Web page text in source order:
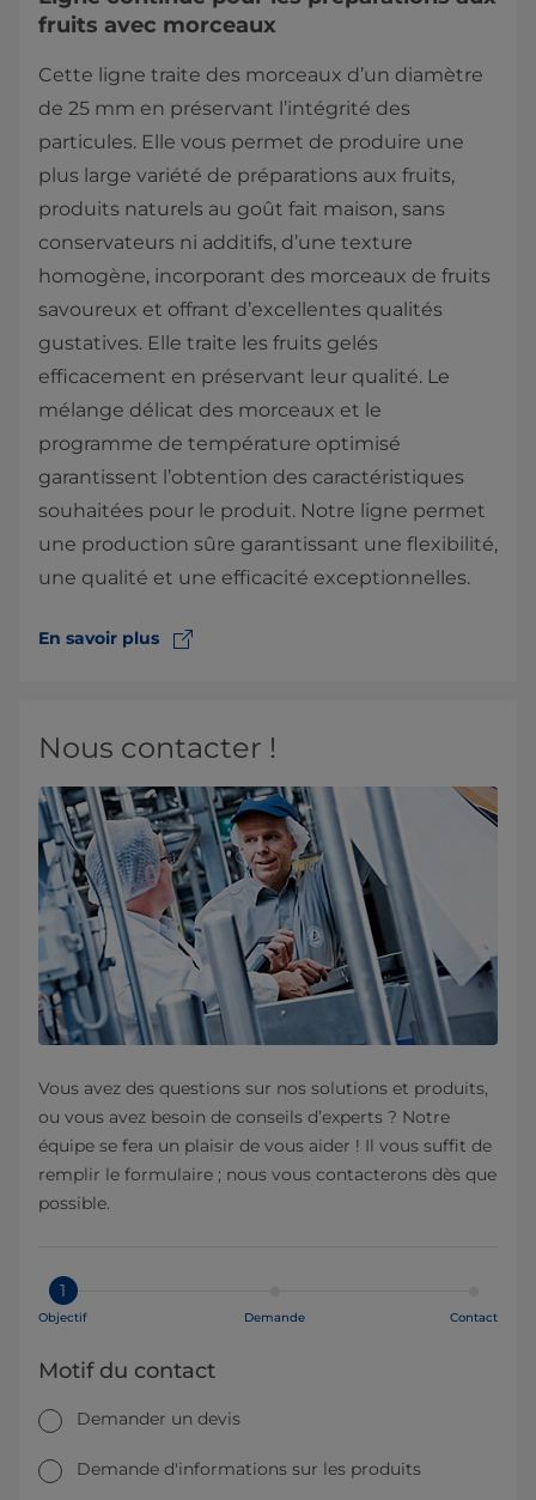
fruits avec morceaux
Cette ligne traite des morceaux d’un diamètre
de 25 mm en préservant l’intégrité des
particules. Elle vous permet de produire une
plus large variété de préparations aux fruits,
produits naturels au goût fait maison, sans
conservateurs ni additifs, d’une texture
homogène, incorporant des morceaux de fruits
savoureux et offrant d’excellentes qualités
gustatives. Elle traite les fruits gelés
efficacement en préservant leur qualité. Le
mélange délicat des morceaux et le
programme de température optimisé
garantissent l’obtention des caractéristiques
souhaitées pour le produit. Notre ligne permet
une production sûre garantissant une flexibilité,
une qualité et une efficacité exceptionnelles.
En savoir plus
Nous contacter !
Vous avez des questions sur nos solutions et produits,
ou vous avez besoin de conseils d’experts ? Notre
équipe se fera un plaisir de vous aider ! Il vous suffit de
remplir le formulaire ; nous vous contacterons dès que
possible.
1
Objectif Demande Contact
Motif du contact
Demander un devis
Demande d'informations sur les produits